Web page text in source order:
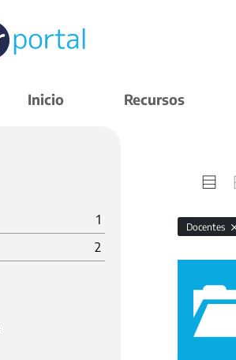
Inicio Recursos
1
2
Docentes